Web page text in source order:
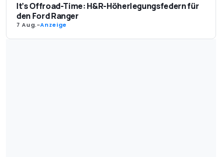
It’s Offroad-Time: H&R-Höherlegungsfedern für
den Ford Ranger
7 Aug.-Anzeige